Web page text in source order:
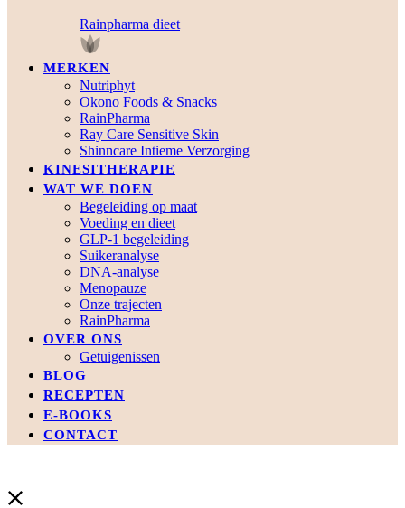
Rainpharma dieet
MERKEN
Nutriphyt
Okono Foods & Snacks
RainPharma
Ray Care Sensitive Skin
Shinncare Intieme Verzorging
KINESITHERAPIE
WAT WE DOEN
Begeleiding op maat
Voeding en dieet
GLP-1 begeleiding
Suikeranalyse
DNA-analyse
Menopauze
Onze trajecten
RainPharma
OVER ONS
Getuigenissen
BLOG
RECEPTEN
E-BOOKS
CONTACT